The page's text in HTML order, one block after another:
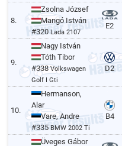
8.
Zsolna József
Mangó István
#320Lada 2107
E2
9.
Nagy István
Tóth Tibor
#338Volkswagen
Golf I Gti
D2
10.
Hermanson,
Alar
Vare, Andre
#335BMW 2002 Ti
B4
Üveges Gábor